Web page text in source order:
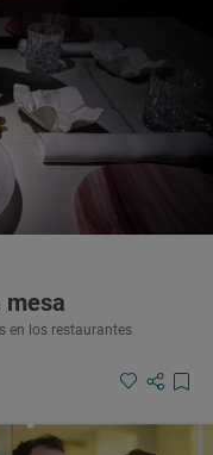
mesa
en los restaurantes